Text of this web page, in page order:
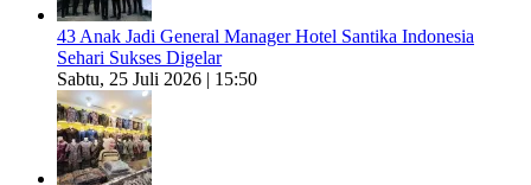
43 Anak Jadi General Manager Hotel Santika Indonesia
Sehari Sukses Digelar
Sabtu, 25 Juli 2026 | 15:50